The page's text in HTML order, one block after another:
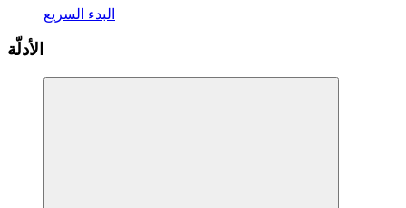
البدء السريع
الأدلّة